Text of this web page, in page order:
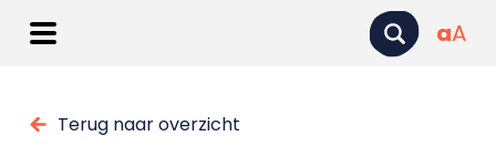
aA
Terug naar overzicht